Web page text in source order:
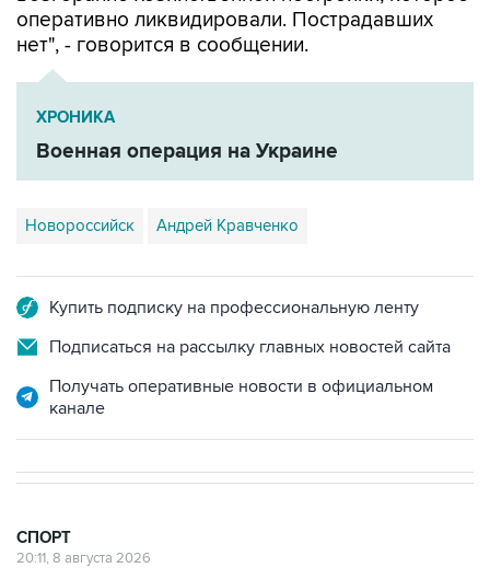
оперативно ликвидировали. Пострадавших
нет", - говорится в сообщении.
ХРОНИКА
Военная операция на Украине
Новороссийск Андрей Кравченко
Купить подписку на профессиональную ленту
Подписаться на рассылку главных новостей сайта
Получать оперативные новости в официальном
канале
СПОРТ
20:11, 8 августа 2026